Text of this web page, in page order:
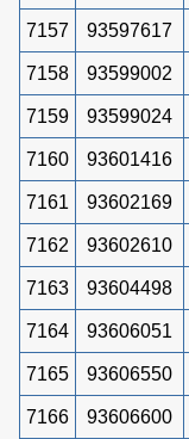
7157 93597617
7158 93599002
7159 93599024
7160 93601416
7161 93602169
7162 93602610
7163 93604498
7164 93606051
7165 93606550
7166 93606600